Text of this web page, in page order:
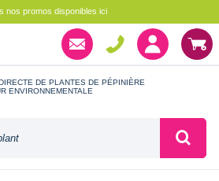
nos promos disponibles ici
DE PLANTES DE PÉPINIÈRE
ENVIRONNEMENTALE